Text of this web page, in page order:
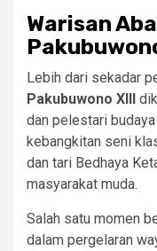
Warisan
Lebih dari sekadar
Pakubuwono XIII
dan pelestari
kebangkitan seni
dan tari Bedhaya
masyarakat muda.
Salah satu momen
dalam pergelaran